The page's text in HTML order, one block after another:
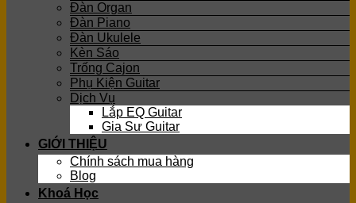
Đàn Organ
Đàn Piano
Đàn Ukulele
Kèn Sáo
Trống Cajon
Phụ Kiện Guitar
Dịch Vụ
Lắp EQ Guitar
Gia Sư Guitar
GIỚI THIỆU
Chính sách mua hàng
Blog
Khoá Học